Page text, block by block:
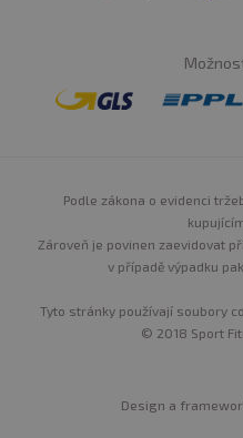
Podle zákona o evidenci
Zároveň je povinen zaevidovat
v případě výpadku
Tyto stránky používají soubory
© 2018 Sport
Design a